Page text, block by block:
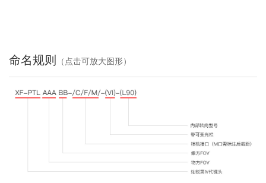
命名规则 （点击可放大图形）